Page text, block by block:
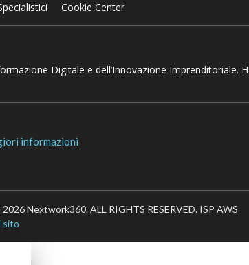
Cookie Center
Digitale e dell’Innovazione Imprenditoriale.
informazioni
Nextwork360. ALL RIGHTS RESERVED. ISP AWS
sito